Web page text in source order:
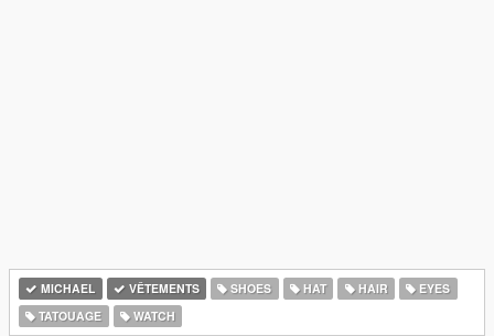
MICHAEL VÊTEMENTS SHOES HAT HAIR
EYES
TATOUAGE
WATCH